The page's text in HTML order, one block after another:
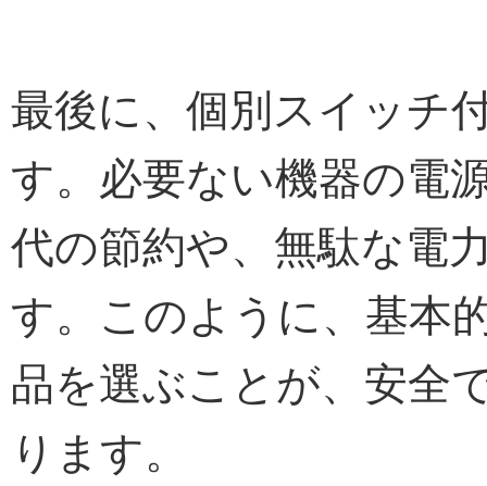
最後に、個別スイッチ
す。必要ない機器の電
代の節約や、無駄な電
す。このように、基本
品を選ぶことが、安全
ります。